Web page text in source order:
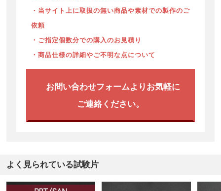
・当サイト上に取扱の無い商品や素材での製作のご
依頼
・ご指定個数分での購入のお見積り
・商品仕様の詳細やご不明な点について
お問い合わせフォームよりお気軽に
ご連絡ください。
よく見られている試験片